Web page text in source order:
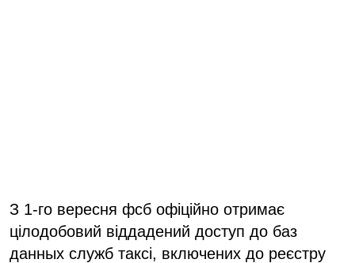
З 1-го вересня фсб офіційно отримає
цілодобовий віддадений доступ до баз
данных служб таксі, включених до реєстру